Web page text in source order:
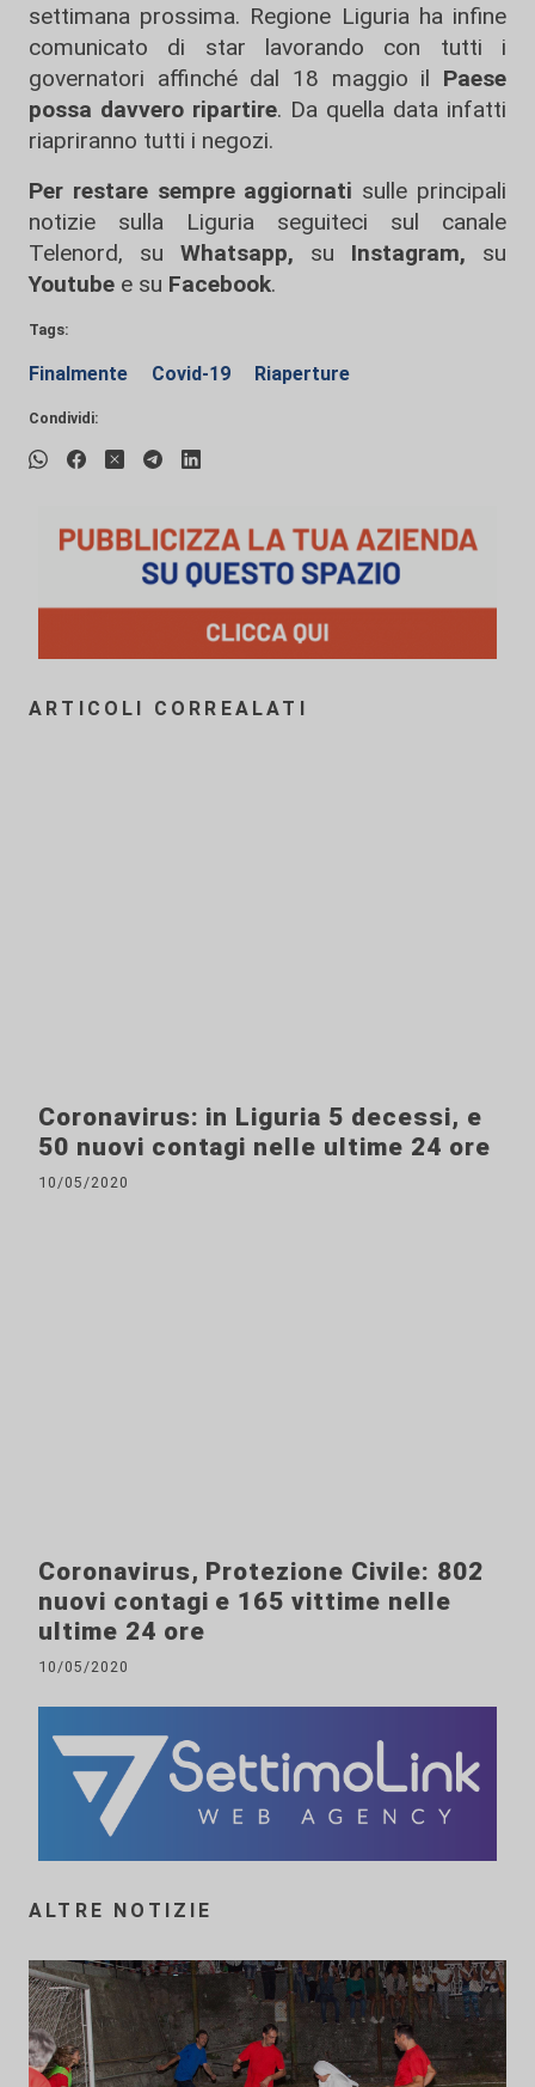
settimana prossima. Regione Liguria ha infine
comunicato di star lavorando con tutti i
governatori affinché dal 18 maggio il Paese
possa davvero ripartire. Da quella data infatti
riapriranno tutti i negozi.
Per restare sempre aggiornati sulle principali
notizie sulla Liguria seguiteci sul canale
Telenord, su
Whatsapp, su Instagram, su
Youtube e su Facebook.
Tags:
Finalmente Covid-19 Riaperture
Condividi:
ARTICOLI CORREALATI
Coronavirus: in Liguria 5 decessi, e
50 nuovi contagi nelle ultime 24 ore
10/05/2020
Coronavirus, Protezione Civile: 802
nuovi contagi e 165 vittime nelle
ultime 24 ore
10/05/2020
ALTRE NOTIZIE